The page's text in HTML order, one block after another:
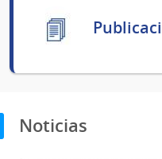
Noticias